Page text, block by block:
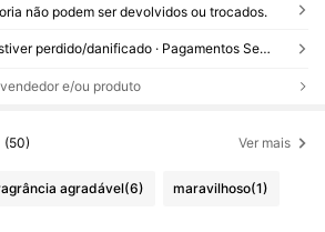
não podem ser devolvidos ou trocados.
Reenviar se o item estiver perdido/danificado · Pagamentos Seguros · Proteção de privacidade
e/ou produto
(50) Ver mais
agradável(6) maravilhoso(1)